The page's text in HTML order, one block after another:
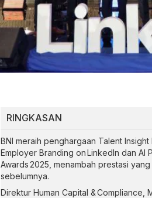
RINGKASAN
BNI meraih penghargaan Talent
Employer Branding on LinkedIn dan AI
Awards 2025, menambah prestasi
sebelumnya.
Direktur Human Capital & Compliance,